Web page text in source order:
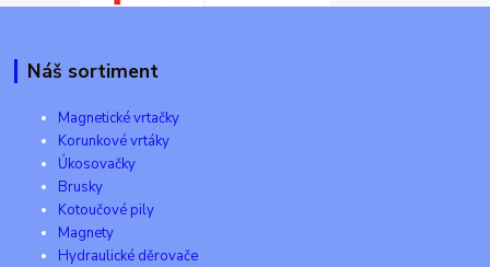
Náš sortiment
Magnetické vrtačky
Korunkové vrtáky
Úkosovačky
Brusky
Kotoučové pily
Magnety
Hydraulické děrovače